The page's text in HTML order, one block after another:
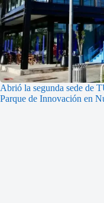
Abrió la segunda sede de
Parque de Innovación en